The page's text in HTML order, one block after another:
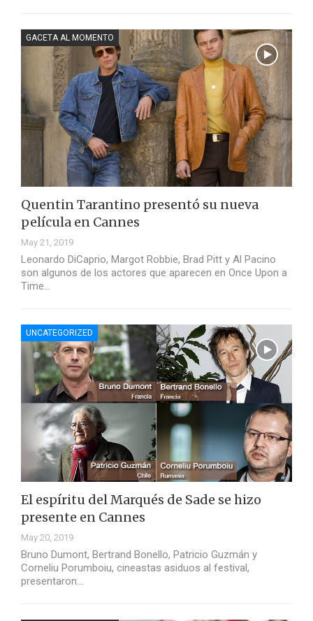
GACETA AL MOMENTO
Quentin Tarantino presentó su nueva
película en Cannes
May 21, 2019
Leonardo DiCaprio, Margot Robbie, Brad Pitt y Al Pacino
son algunos de los actores que aparecen en Once Upon a
Time…
UNCATEGORIZED
El espíritu del Marqués de Sade se hizo
presente en Cannes
May 20, 2019
Bruno Dumont, Bertrand Bonello, Patricio Guzmán y
Corneliu Porumboiu, cineastas asiduos al festival,
presentaron…